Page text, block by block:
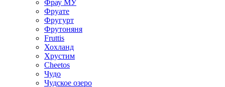
Фрау МУ
Фруате
Фругурт
Фрутоняня
Fruttis
Хохланд
Хрустим
Cheetos
Чудо
Чудское озеро